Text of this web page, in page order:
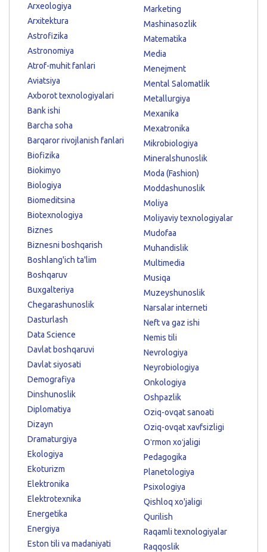
Arxeologiya
Arxitektura
Astrofizika
Astronomiya
Atrof-muhit fanlari
Aviatsiya
Axborot texnologiyalari
Bank ishi
Barcha soha
Barqaror rivojlanish fanlari
Biofizika
Biokimyo
Biologiya
Biomeditsina
Biotexnologiya
Biznes
Biznesni boshqarish
Boshlang'ich ta'lim
Boshqaruv
Buxgalteriya
Chegarashunoslik
Dasturlash
Data Science
Davlat boshqaruvi
Davlat siyosati
Demografiya
Dinshunoslik
Diplomatiya
Dizayn
Dramaturgiya
Ekologiya
Ekoturizm
Elektronika
Elektrotexnika
Energetika
Energiya
Eston tili va madaniyati
Marketing
Mashinasozlik
Matematika
Media
Menejment
Mental Salomatlik
Metallurgiya
Mexanika
Mexatronika
Mikrobiologiya
Mineralshunoslik
Moda (Fashion)
Moddashunoslik
Moliya
Moliyaviy texnologiyalar
Mudofaa
Muhandislik
Multimedia
Musiqa
Muzeyshunoslik
Narsalar interneti
Neft va gaz ishi
Nemis tili
Nevrologiya
Neyrobiologiya
Onkologiya
Oshpazlik
Oziq-ovqat sanoati
Oziq-ovqat xavfsizligi
Oʻrmon xoʻjaligi
Pedagogika
Planetologiya
Psixologiya
Qishloq xo'jaligi
Qurilish
Raqamli texnologiyalar
Raqqoslik